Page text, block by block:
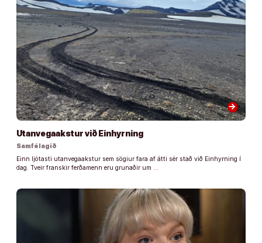
arrow_forward
Utanvegaakstur við Einhyrning
Samfélagið
Einn ljótasti utanvegaakstur sem sögiur fara af átti sér stað við Einhyrning í
dag. Tveir franskir ferðamenn eru grunaðir um …